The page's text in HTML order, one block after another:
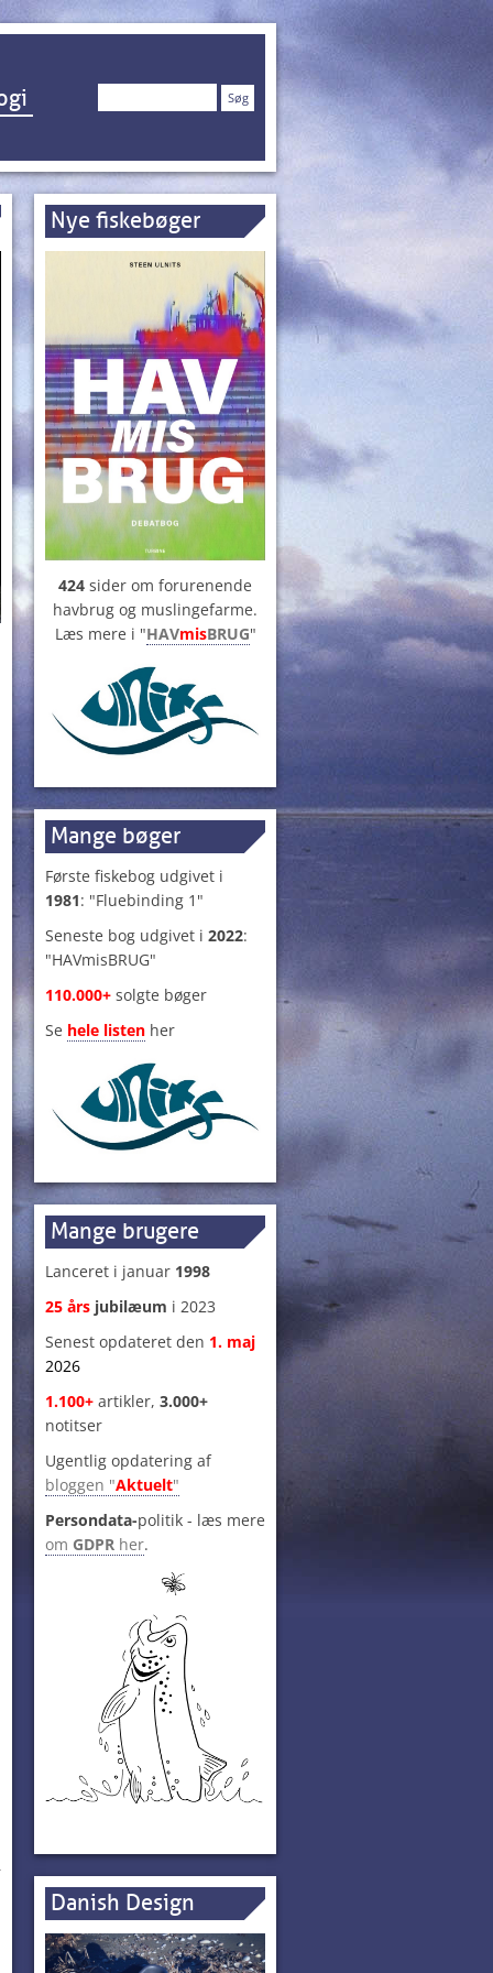
Søg
Nye fiskebøger
424 sider om forurenende
havbrug og muslingefarme.
Læs mere i "HAVmisBRUG"
Mange bøger
Første fiskebog udgivet i
1981: "Fluebinding 1"
Seneste bog udgivet i 2022:
"HAVmisBRUG"
110.000+ solgte bøger
Se hele listen her
Mange brugere
Lanceret i januar 1998
25 års jubilæum i 2023
Senest opdateret den 1. maj
2026
1.100+ artikler, 3.000+
notitser
Ugentlig opdatering af
bloggen "Aktuelt"
Persondata-politik - læs mere
om GDPR her.
Danish Design